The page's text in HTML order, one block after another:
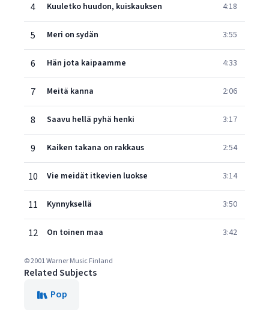
4 Kuuletko huudon, kuiskauksen 4:18
5 Meri on sydän 3:55
6 Hän jota kaipaamme 4:33
7 Meitä kanna 2:06
8 Saavu hellä pyhä henki 3:17
9 Kaiken takana on rakkaus 2:54
10 Vie meidät itkevien luokse 3:14
11 Kynnyksellä 3:50
12 On toinen maa 3:42
© 2001 Warner Music Finland
Related Subjects
Pop